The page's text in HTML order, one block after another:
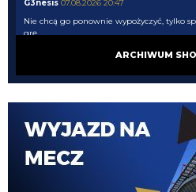
G3nesis 07.08.2026 20:47
Nie chcą go ponownie wypożyczyć, tylko
grę
Cancelo wrócił do Al Hilal
Nerazzurro90
07.08.2026 19:42
Botmon publicznie czci zmarlego bandyte
nedzy i rozpaczy
ARCHIWUM